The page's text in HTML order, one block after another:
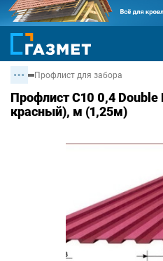
Профлист для забора
Профлист С10 0,4 Double
красный), м (1,25м)